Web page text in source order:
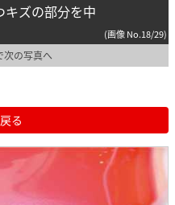
キズの部分を中
(画像 No.18/29)
次の写真へ
る